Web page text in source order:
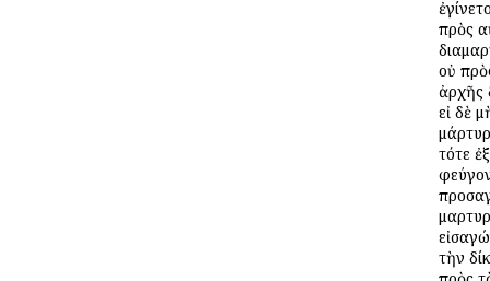
πρὸς
οὐ
ἀρχῆς
εἰ δὲ
τότε
τὴν